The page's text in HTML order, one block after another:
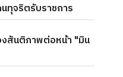
ทุจริตรับราชการ
สันติภาพต่อหน้า "มิน